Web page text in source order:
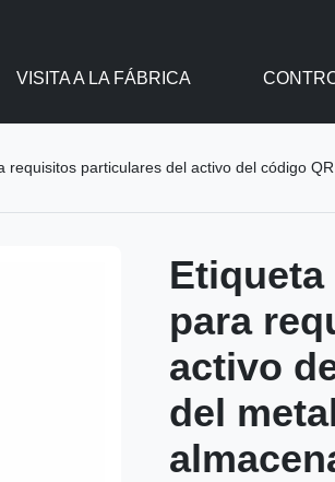
VISITA A LA FÁBRICA
requisitos particulares del activo del código
para
activo
del